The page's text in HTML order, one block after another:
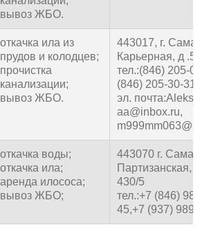
вывоз ЖБО.
откачка ила из
прудов и колодцев;
прочистка
канализации;
вывоз ЖБО.
443017, г.
Карьерная, д
тел.:(846) 205-
(846) 205-30-31
эл. почта:Aleks-
aa@inbox.ru,
откачка воды;
откачка ила;
аренда илососа;
вывоз ЖБО;
443070 г.
Партизанская,
430/5
тел.:+7 (846)
45,+7 (937)